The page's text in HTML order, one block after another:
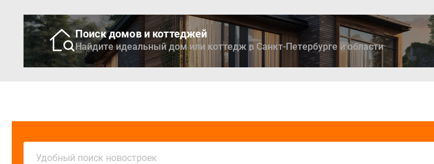
Поиск домов и коттеджей
Найдите идеальный дом или коттедж в Санкт-Петербурге и области
Удобный поиск новостроек